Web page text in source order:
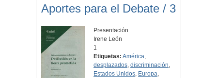
Aportes para el Debate / 3
Presentación
Irene León
1
Etiquetas: América,
desplazados,discriminación,
Estados Unidos, Europa,